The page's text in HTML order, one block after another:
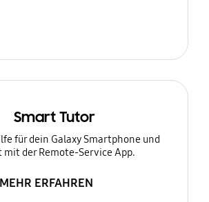
Smart Tutor
für dein Galaxy Smartphone und
mit der Remote-Service App.
MEHR ERFAHREN